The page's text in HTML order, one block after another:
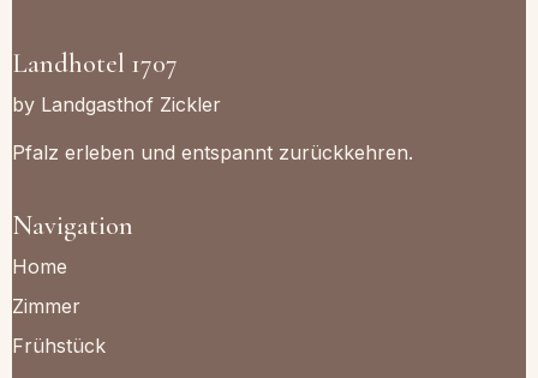
Landhotel 1707
by Landgasthof Zickler
Pfalz erleben und entspannt zurückkehren.
Navigation
Home
Zimmer
Frühstück